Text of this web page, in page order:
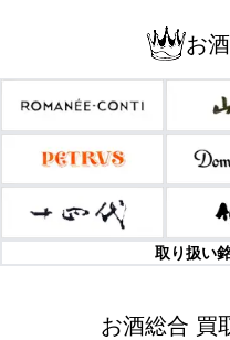
お
取り扱い
お酒総合 買